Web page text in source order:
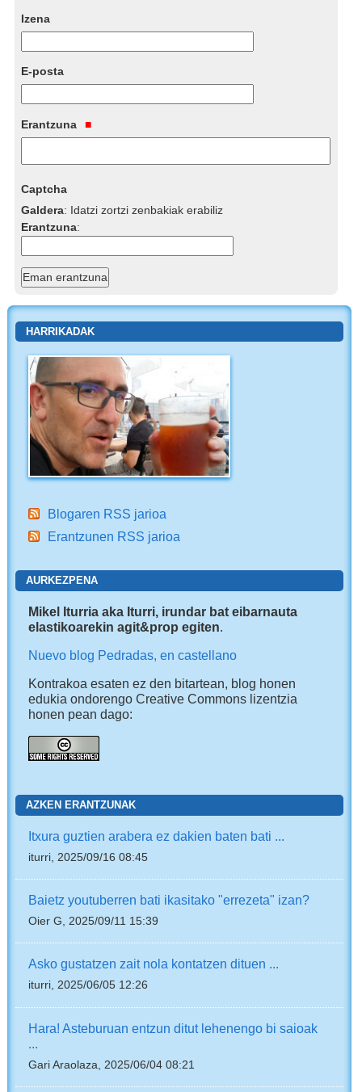
Izena
E-posta
Erantzuna
Captcha
Galdera: Idatzi zortzi zenbakiak erabiliz
Erantzuna:
HARRIKADAK
Blogaren RSS jarioa
Erantzunen RSS jarioa
AURKEZPENA
Mikel Iturria aka Iturri, irundar bat eibarnauta
elastikoarekin agit&prop egiten.
Nuevo blog Pedradas, en castellano
Kontrakoa esaten ez den bitartean, blog honen
edukia ondorengo Creative Commons lizentzia
honen pean dago:
AZKEN ERANTZUNAK
Itxura guztien arabera ez dakien baten bati ...
iturri, 2025/09/16 08:45
Baietz youtuberren bati ikasitako "errezeta" izan?
Oier G, 2025/09/11 15:39
Asko gustatzen zait nola kontatzen dituen ...
iturri, 2025/06/05 12:26
Hara! Asteburuan entzun ditut lehenengo bi saioak
...
Gari Araolaza, 2025/06/04 08:21